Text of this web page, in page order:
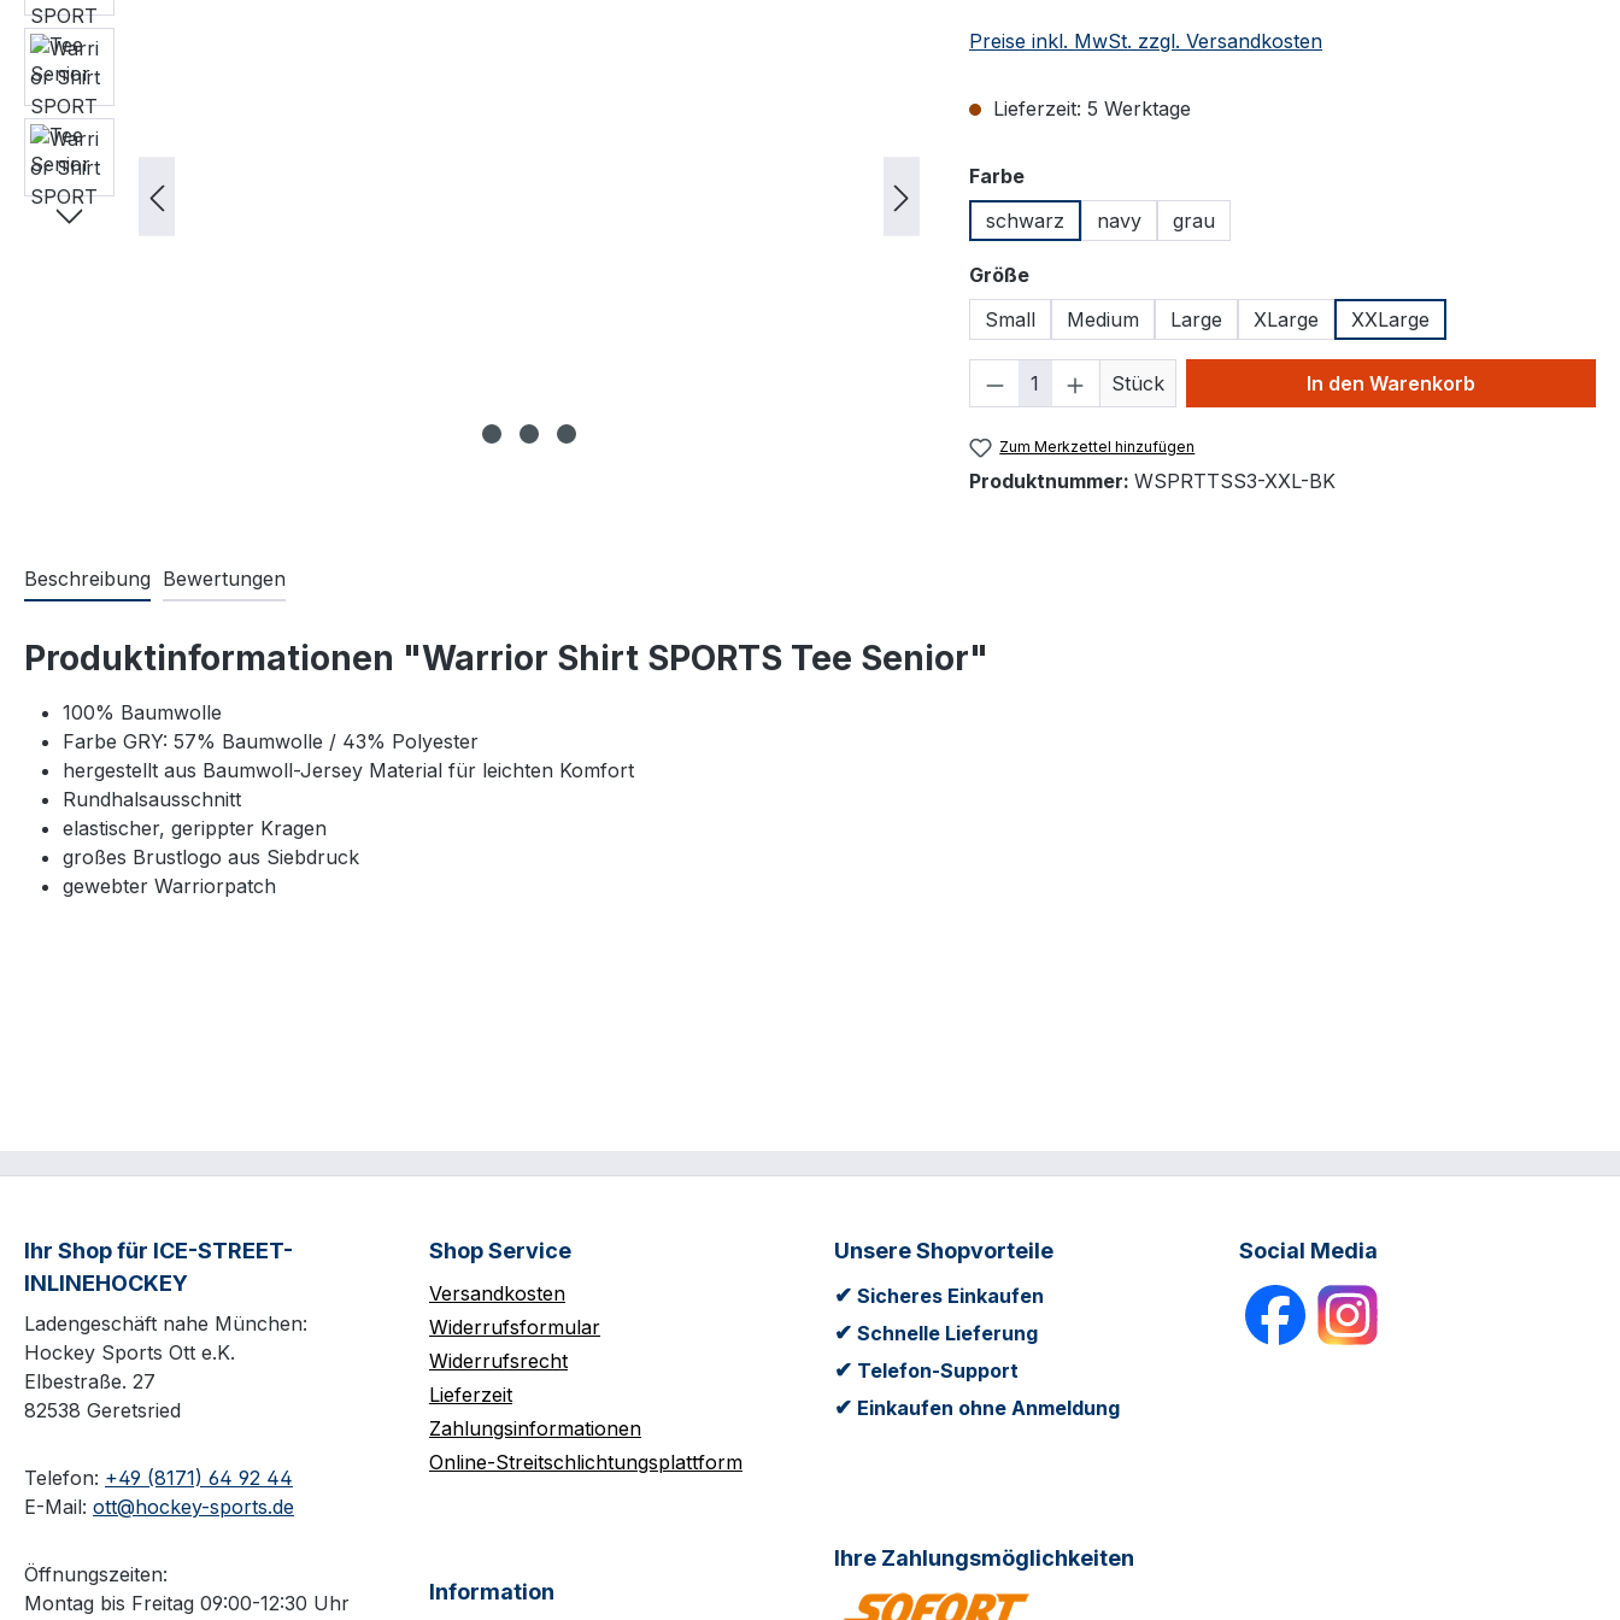
Preise inkl. MwSt. zzgl. Versandkosten
Lieferzeit: 5 Werktage
Farbeauswählen
schwarz
navy grau
Größeauswählen
Small
Medium Large XLarge XXLarge
Produkt Anzahl: Gib den gewünschten Wert
Stück In den Warenkorb
Zum Merkzettel hinzufügen
Produktnummer: WSPRTTSS3-XXL-BK
Beschreibung Bewertungen
Produktinformationen "Warrior Shirt SPORTS Tee Senior"
100% Baumwolle
Farbe GRY: 57% Baumwolle / 43% Polyester
hergestellt aus Baumwoll-Jersey Material für leichten Komfort
Rundhalsausschnitt
elastischer, gerippter Kragen
großes Brustlogo aus Siebdruck
gewebter Warriorpatch
Ihr Shop für ICE-STREET-
INLINEHOCKEY
Ladengeschäft nahe München:
Hockey Sports Ott e.K.
Elbestraße. 27
82538 Geretsried
Telefon: +49 (8171) 64 92 44
E-Mail: ott@hockey-sports.de
Öffnungszeiten:
Montag bis Freitag 09:00-12:30 Uhr
Shop Service
Versandkosten
Widerrufsformular
Widerrufsrecht
Lieferzeit
Zahlungsinformationen
Online-Streitschlichtungsplattform
Information
Unsere Shopvorteile
✔ Sicheres Einkaufen
✔ Schnelle Lieferung
✔ Telefon-Support
✔ Einkaufen ohne Anmeldung
Ihre Zahlungsmöglichkeiten
Social Media